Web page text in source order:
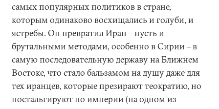
самых популярных политиков в стране,
которым одинаково восхищались и голуби, и
ястребы. Он превратил Иран – пусть и
брутальными методами, особенно в Сирии – в
самую последовательную державу на Ближнем
Востоке, что стало бальзамом на душу даже для
тех иранцев, которые презирают теократию, но
ностальгируют по империи (на одном из